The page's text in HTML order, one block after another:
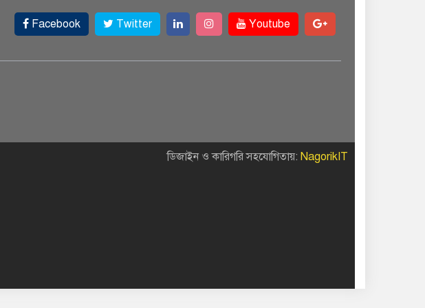
Facebook Twitter Youtube
ডিজাইন ও কারিগরি সহযোগিতায়: NagorikIT